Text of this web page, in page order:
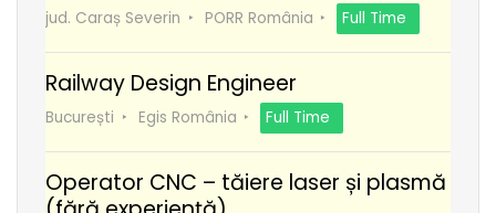
jud. Caraș Severin PORR România Full Time
Railway Design Engineer
București Egis România Full Time
Operator CNC – tăiere laser și plasmă